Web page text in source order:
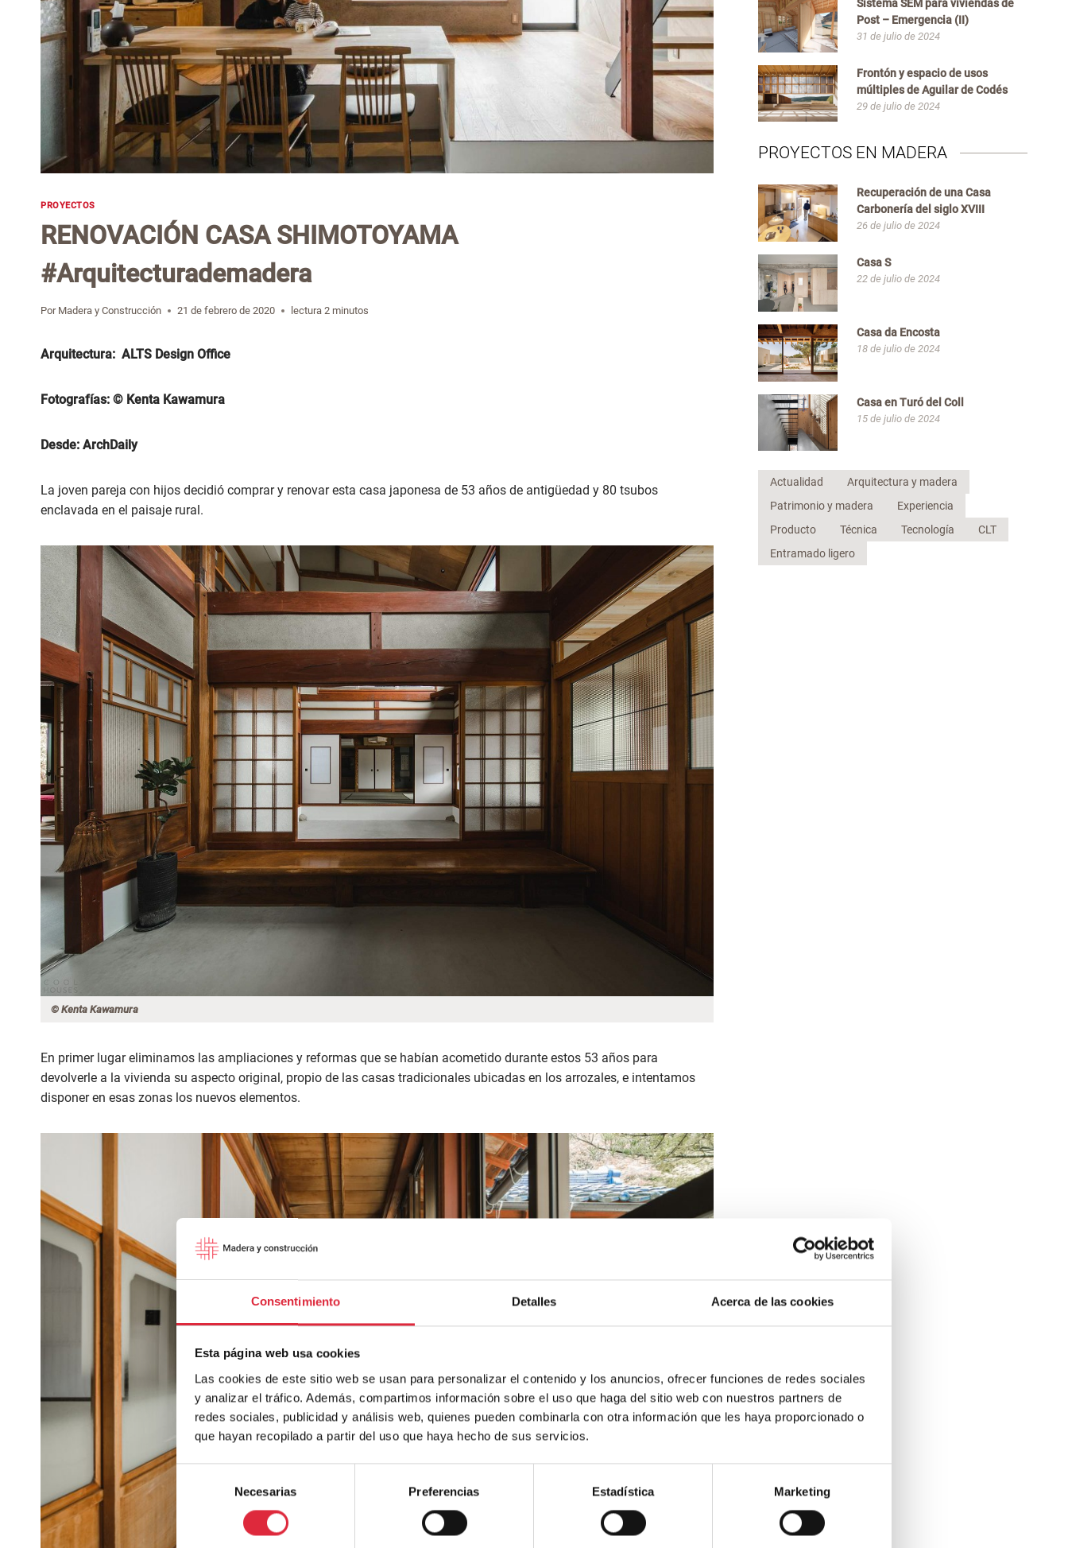
Consentimiento Detalles Acerca de las cookies
Esta página web usa cookies
Las cookies de este sitio web se usan para personalizar el contenido y los anuncios, ofrecer funciones de redes sociales
y analizar el tráfico. Además, compartimos información sobre el uso que haga del sitio web con nuestros partners de
redes sociales, publicidad y análisis web, quienes pueden combinarla con otra información que les haya proporcionado o
que hayan recopilado a partir del uso que haya hecho de sus servicios.
consentimiento
Necesarias Preferencias Estadística Marketing
PROYECTOS
RENOVACIÓN CASA SHIMOTOYAMA
#Arquitecturademadera
Por Madera y Construcción 21 de febrero de 2020 lectura 2 minutos
Arquitectura: ALTS Design Office
Fotografías: © Kenta Kawamura
Desde: ArchDaily
La joven pareja con hijos decidió comprar y renovar esta casa japonesa de 53 años de antigüedad y 80 tsubos
enclavada en el paisaje rural.
© Kenta Kawamura
En primer lugar eliminamos las ampliaciones y reformas que se habían acometido durante estos 53 años para
devolverle a la vivienda su aspecto original, propio de las casas tradicionales ubicadas en los arrozales, e intentamos
disponer en esas zonas los nuevos elementos.
Sistema SEM para viviendas de
Post – Emergencia (II)
31 de julio de 2024
Frontón y espacio de usos
múltiples de Aguilar de Codés
29 de julio de 2024
PROYECTOS EN MADERA
Recuperación de una Casa
Carbonería del siglo XVIII
26 de julio de 2024
Casa S
22 de julio de 2024
Casa da Encosta
18 de julio de 2024
Casa en Turó del Coll
15 de julio de 2024
Actualidad
Arquitectura y madera
Patrimonio y madera
Experiencia
Producto
Técnica Tecnología
CLT
Entramado ligero